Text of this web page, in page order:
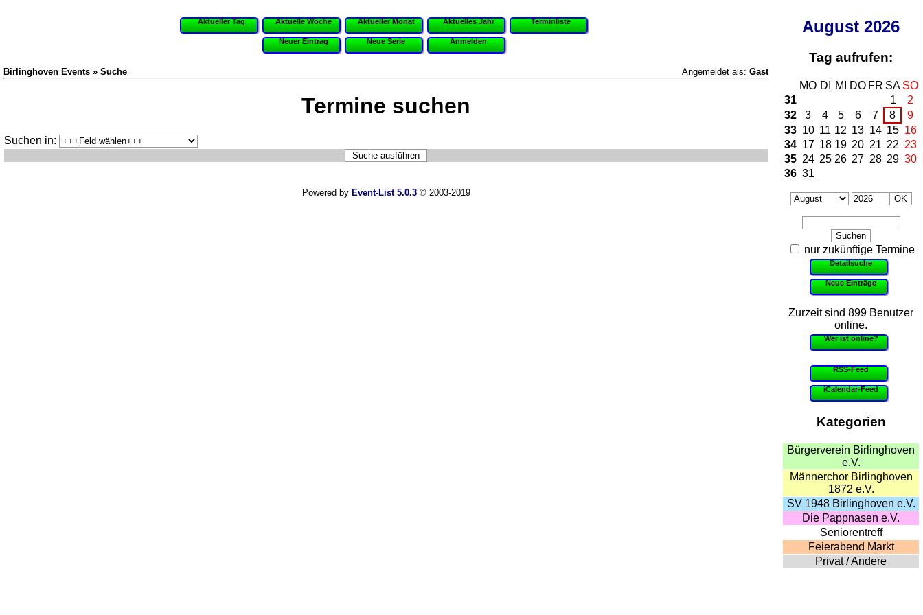
August 2026
Tag aufrufen:
MO DI MI DO FR SA SO
31
1
2
32
3 4 5 6 7 8
9
33 10 11 12 13 14 15 16
34 17 18 19 20 21 22 23
35 24 25 26 27 28 29 30
36 31
nur zukünftige Termine
Detailsuche
Neue Einträge
Zurzeit sind 899 Benutzer
online.
Wer ist online?
RSS-Feed
iCalendar-Feed
Kategorien
Bürgerverein Birlinghoven
e.V.
Männerchor Birlinghoven
1872 e.V.
SV 1948 Birlinghoven e.V.
Die Pappnasen e.V.
Seniorentreff
Feierabend Markt
Privat / Andere
Aktueller Tag Aktuelle Woche Aktueller Monat Aktuelles Jahr Terminliste
Neuer Eintrag Neue Serie Anmelden
Birlinghoven Events » Suche Angemeldet als: Gast
Termine suchen
Suchen in:
Powered by Event-List 5.0.3© 2003-2019